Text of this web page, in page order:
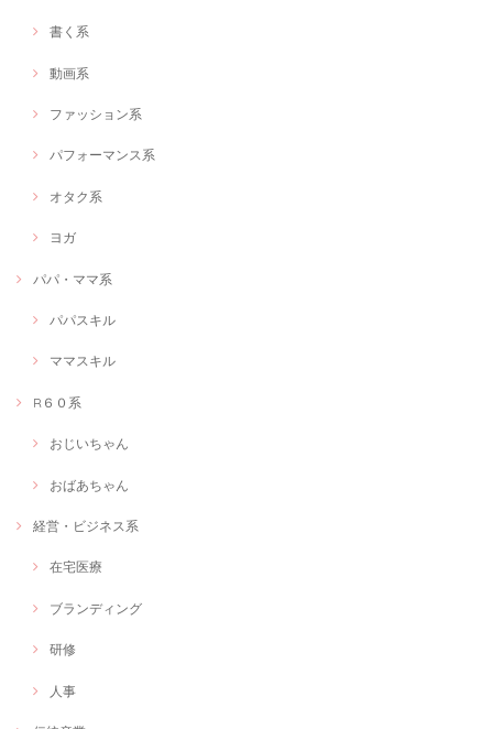
私の周りに刃牙について話せる人がいない中で、ディープな話ができた
性の働き方について、よく知ることが出来ました。先を見据えたキャリ
今回は、webで使用するサムネを作成していただきました。こちらのイ
とても満足です。 何度もこちらの修正にも細かく対応いただけて、作品
またお願いしようと思います
うな作品が良いかを丁寧に聞いていただき、わたし自身の日々の活動を
書く系
動画系
ファッション系
パフォーマンス系
オタク系
ヨガ
パパ・ママ系
パパスキル
ママスキル
R６０系
おじいちゃん
おばあちゃん
経営・ビジネス系
在宅医療
ブランディング
研修
人事